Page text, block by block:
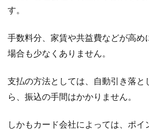
す。
手数料分、家賃や共益費などが高め
場合も少なくありません。
支払の方法としては、自動引き落と
ら、振込の手間はかかりません。
しかもカード会社によっては、ポイ